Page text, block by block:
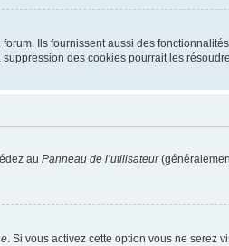
Ils fournissent aussi des
des cookies pourrait les résoudre.
au Panneau de l’utilisateur
. Si vous activez cette option vous ne serez